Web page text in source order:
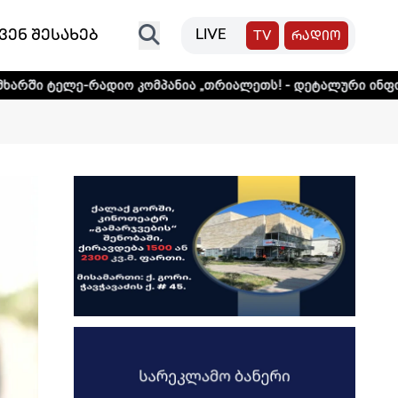
შესახებ LIVE TV რადიო
კომპანია „თრიალეთს! - დეტალური ინფორმაციისთვის